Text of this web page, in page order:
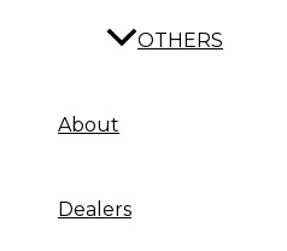
OTHERS
About
Dealers